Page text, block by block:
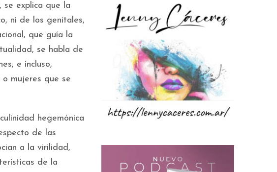
explica que la
ni de los genitales,
que guía la
se habla de
e incluso,
o mujeres que se
hegemónica
de las
a la virilidad,
de la